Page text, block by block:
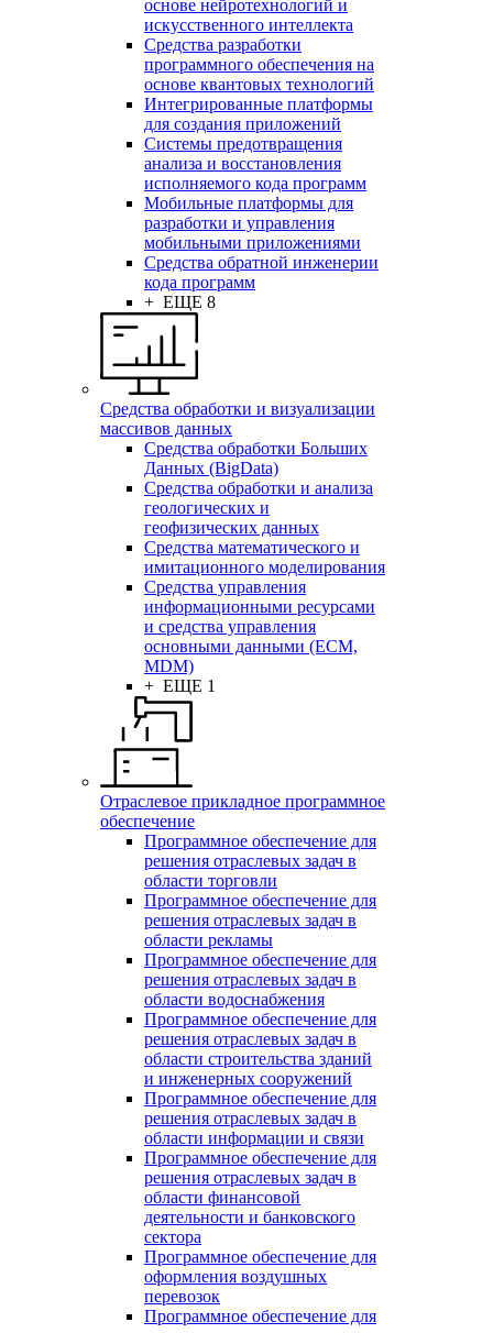
основе нейротехнологий и
искусственного интеллекта
Средства разработки
программного обеспечения на
основе квантовых технологий
Интегрированные платформы
для создания приложений
Системы предотвращения
анализа и восстановления
исполняемого кода программ
Мобильные платформы для
разработки и управления
мобильными приложениями
Средства обратной инженерии
кода программ
+ ЕЩЕ 8
Средства обработки и визуализации
массивов данных
Средства обработки Больших
Данных (BigData)
Средства обработки и анализа
геологических и
геофизических данных
Средства математического и
имитационного моделирования
Средства управления
информационными ресурсами
и средства управления
основными данными (ECM,
MDM)
+ ЕЩЕ 1
Отраслевое прикладное программное
обеспечение
Программное обеспечение для
решения отраслевых задач в
области торговли
Программное обеспечение для
решения отраслевых задач в
области рекламы
Программное обеспечение для
решения отраслевых задач в
области водоснабжения
Программное обеспечение для
решения отраслевых задач в
области строительства зданий
и инженерных сооружений
Программное обеспечение для
решения отраслевых задач в
области информации и связи
Программное обеспечение для
решения отраслевых задач в
области финансовой
деятельности и банковского
сектора
Программное обеспечение для
оформления воздушных
перевозок
Программное обеспечение для